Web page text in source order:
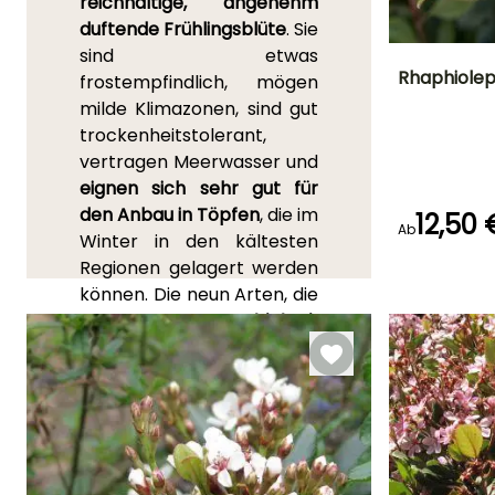
duftende Frühlingsblüte. Sie
sind etwas
frostempfindlich, mögen
milde Klimazonen, sind gut
trockenheitstolerant,
vertragen Meerwasser und
eignen sich sehr gut für
den Anbau in Töpfen, die im
Winter in den kältesten
Regionen gelagert werden
können. Die neun Arten, die
die GattungRaphiolepis
bilden, sind robuste
Sträucher aus der Familie
der Rosengewächse und
stammen aus den
Regionen Ost- und
Südostasien. Sie zeichnen
Ab12,50